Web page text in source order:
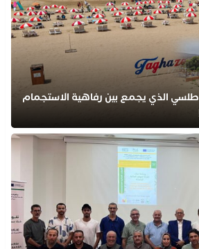
الذي يجمع بين رفاهية الاستجمام